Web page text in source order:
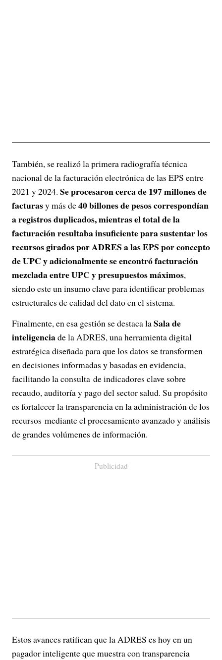
También, se realizó la primera radiografía técnica
nacional de la facturación electrónica de las EPS entre
2021 y 2024. Se procesaron cerca de 197 millones de
facturasy más de40 billones de pesos correspondían
a registros duplicados, mientras el total de la
facturación resultaba insuficiente para sustentar los
recursos girados por ADRES a las EPS por concepto
de UPC y adicionalmente se encontró facturación
mezclada entre UPC y presupuestos máximos,
siendo este un insumo clave para identificar problemas
estructurales de calidad del dato en el sistema.
Finalmente, en esa gestión se destaca laSala de
inteligenciade la ADRES, una herramienta digital
estratégica diseñada para que los datos se transformen
en decisiones informadas y basadas en evidencia,
facilitando la consulta de indicadores clave sobre
recaudo, auditoría y pago del sector salud. Su propósito
es fortalecer la transparencia en la administración de los
recursos mediante el procesamiento avanzado y análisis
de grandes volúmenes de información.
Publicidad
Estos avances ratifican que la ADRES es hoy en un
pagador inteligente que muestra con transparencia